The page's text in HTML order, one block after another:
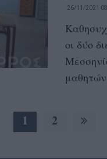
26/11/2021
οι δύο
1 2